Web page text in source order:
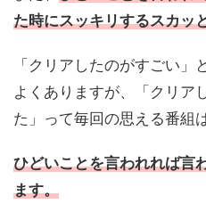
た時にスッキリするスカッ
「クリアしたのがすごい
よくありますが、「クリア
た」って毎回の思える番組
ひどいことを言われれば言
ます。